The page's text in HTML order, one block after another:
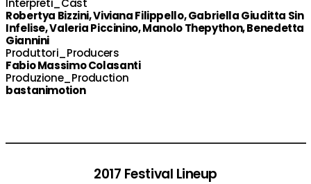
Interpreti_Cast
Robertya Bizzini, Viviana Filippello, Gabriella Giuditta Sin
Infelise, Valeria Piccinino, Manolo Thepython, Benedetta
Giannini
Produttori_Producers
Fabio Massimo Colasanti
Produzione_Production
bastanimotion
2017 Festival Lineup